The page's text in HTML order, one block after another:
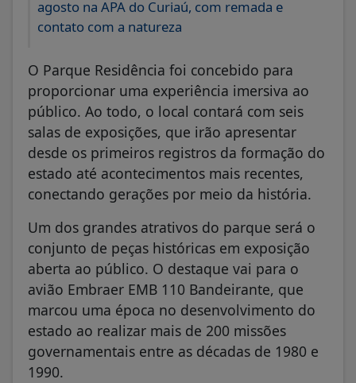
agosto na APA do Curiaú, com remada e
contato com a natureza
O Parque Residência foi concebido para
proporcionar uma experiência imersiva ao
público. Ao todo, o local contará com seis
salas de exposições, que irão apresentar
desde os primeiros registros da formação do
estado até acontecimentos mais recentes,
conectando gerações por meio da história.
Um dos grandes atrativos do parque será o
conjunto de peças históricas em exposição
aberta ao público. O destaque vai para o
avião Embraer EMB 110 Bandeirante, que
marcou uma época no desenvolvimento do
estado ao realizar mais de 200 missões
governamentais entre as décadas de 1980 e
1990.